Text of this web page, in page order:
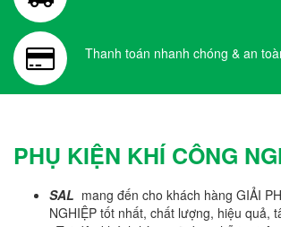
Thanh toán nhanh chóng & an
PHỤ KIỆN KHÍ CÔNG
SAL mang đến cho khách hàng GIẢI
NGHIỆP tốt nhất, chất lượng, hiệu quả,